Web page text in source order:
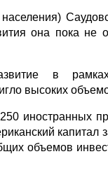
она пока не
в
высоких
иностранных
капитал
объемов